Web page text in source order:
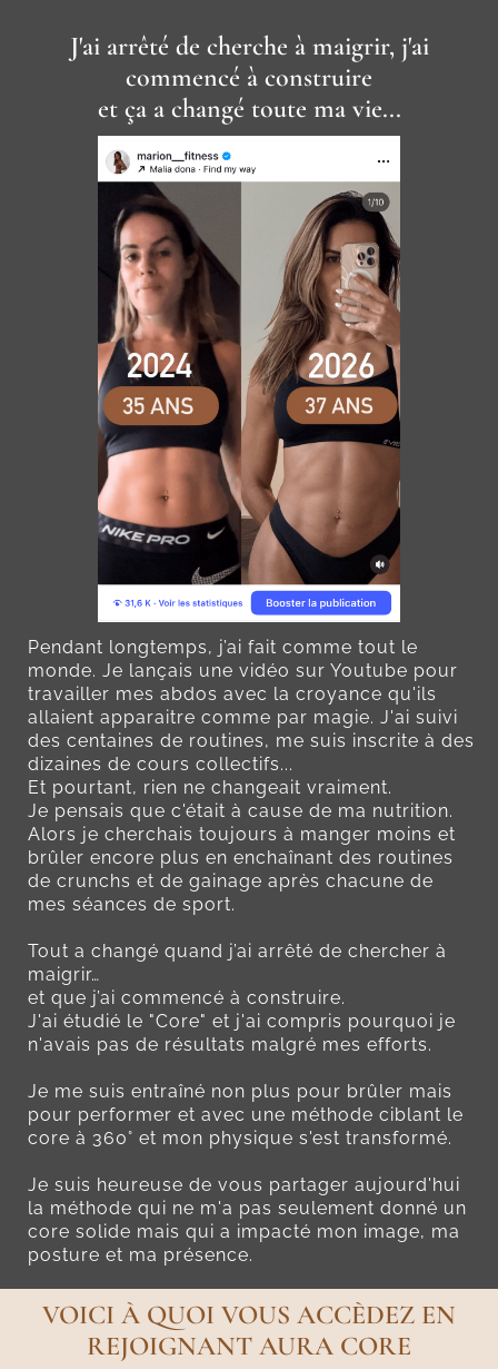
J'ai arrêté de cherche à maigrir, j'ai
commencé à construire
et ça a changé toute ma vie...
Pendant longtemps, j’ai fait comme tout le
monde. Je lançais une vidéo sur Youtube pour
travailler mes abdos avec la croyance qu'ils
allaient apparaitre comme par magie. J'ai suivi
des centaines de routines, me suis inscrite à des
dizaines de cours collectifs...
Et pourtant, rien ne changeait vraiment.
Je pensais que c'était à cause de ma nutrition.
Alors je cherchais toujours à manger moins et
brûler encore plus en enchaînant des routines
de crunchs et de gainage après chacune de
mes séances de sport.
Tout a changé quand j’ai arrêté de chercher à
maigrir…
et que j’ai commencé à construire.
J'ai étudié le "Core" et j'ai compris pourquoi je
n'avais pas de résultats malgré mes efforts.
Je me suis entraîné non plus pour brûler mais
pour performer et avec une méthode ciblant le
core à 360° et mon physique s'est transformé.
Je suis heureuse de vous partager aujourd'hui
la méthode qui ne m'a pas seulement donné un
core solide mais qui a impacté mon image, ma
posture et ma présence.
VOICI À QUOI VOUS ACCÈDEZ EN
REJOIGNANT AURA CORE